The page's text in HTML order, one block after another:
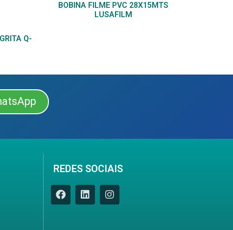
Q-
BOBINA FILME PVC 28X15MTS
LUSAFILM
REDES SOCIAIS